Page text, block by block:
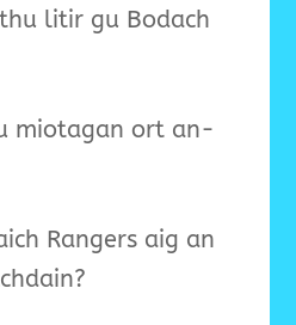
litir gu Bodach
miotagan ort an-
Rangers aig an